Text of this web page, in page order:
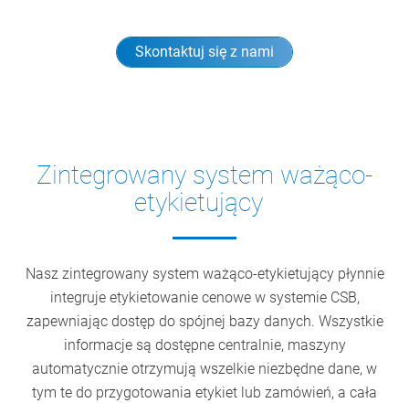
Skontaktuj się z nami
Zintegrowany system ważąco-
etykietujący
Nasz zintegrowany system ważąco-etykietujący płynnie
integruje etykietowanie cenowe w systemie CSB,
zapewniając dostęp do spójnej bazy danych. Wszystkie
informacje są dostępne centralnie, maszyny
automatycznie otrzymują wszelkie niezbędne dane, w
tym te do przygotowania etykiet lub zamówień, a cała